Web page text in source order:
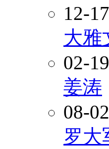
12-17
大雅
02-19
姜涛
08-02
罗大